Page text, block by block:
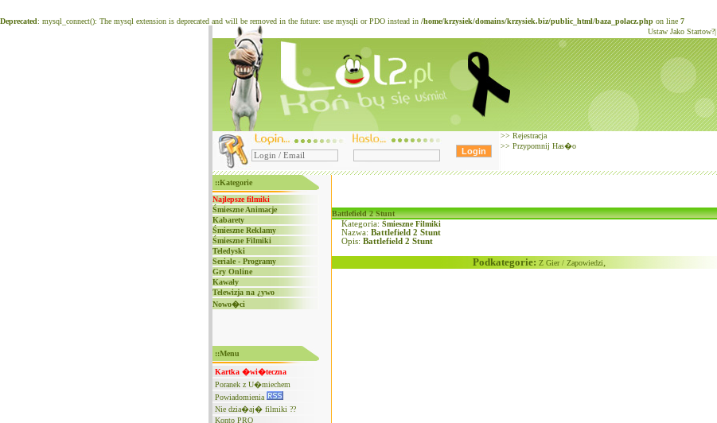
Deprecated: mysql_connect(): The mysql extension is deprecated and will be removed in the future: use mysqli or PDO instead in /home/krzysiek/domains/krzysiek.biz/public_html/baza_polacz.php on line 7
Ustaw Jako Startow?|
>> Rejestracja
>> Przypomnij Has�o
::Kategorie
Najlepsze filmiki
Śmieszne Animacje
Kabarety
Śmieszne Reklamy
Śmieszne Filmiki
Teledyski
Seriale - Programy
Gry Online
Kawały
Telewizja na ¿ywo
Nowo�ci
::Menu
Kartka �wi�teczna
Poranek z U�miechem
Powiadomienia
Nie dzia�aj� filmiki ??
Konto PRO
Battlefield 2 Stunt
Kategoria: Śmieszne Filmiki
Nazwa: Battlefield 2 Stunt
Opis: Battlefield 2 Stunt
Podkategorie: Z Gier / Zapowiedzi,